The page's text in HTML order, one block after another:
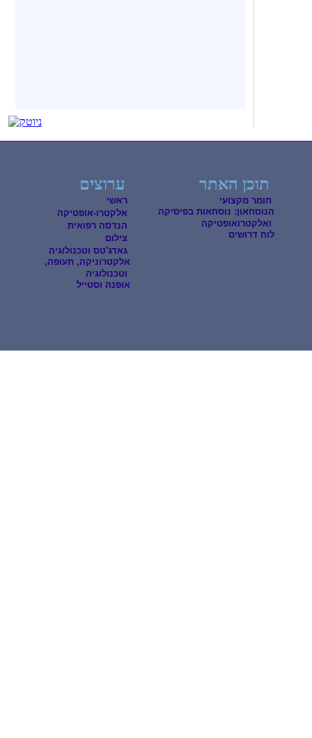
ערוצים
ראשי
אלקטרו-אופטיקה
הנדסה רפואית
צילום
גאדג'טס וטכנולוגיה
אלקטרוניקה, תעופה,
וטכנולוגיה
אופנה וסטייל
תוכן האתר
חומר מקצועי
הנוסחאון: נוסחאות בפיסיקה
ואלקטרואופטיקה
לוח דרושים